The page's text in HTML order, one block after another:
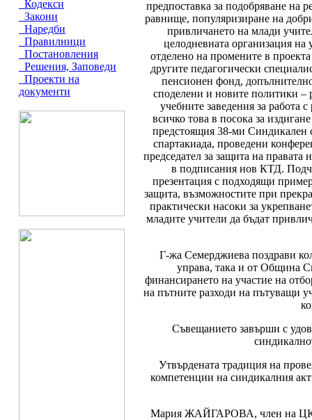
Кодекси
Закони
Наредби
Правилници
Постановления
Решения, Заповеди
Проекти на
документи
предпоставка за подобряване на
равнище, популяризиране на
привличането на млади
целодневната организация
отделено на промените в
другите педагогически
пенсионен фонд,
споделени и новите политики –
учебните заведения за
всичко това в посока за
предстоящия 38-ми Синдикален
спартакиада, проведени
председател за защита на
в подписания нов КТД.
презентация с подходящи
защита, възможностите при
практически насоки за
младите учители да бъдат
Г-жа Семерджиева поздрави
управа, така и от Община
финансирането на участие на
на пътните разходи на пътуващи
Съвещанието завърши с
Утвърдената традиция на
компетенции на синдикалния
Мария ЖАЙГАРОВА, член на